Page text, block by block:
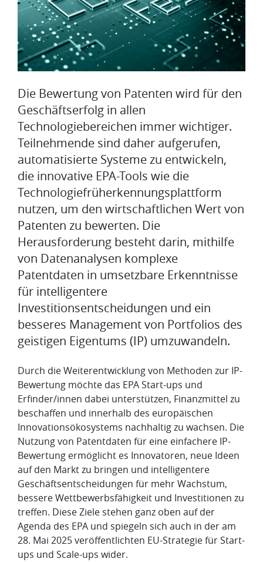
Die Bewertung von Patenten wird für den
Geschäftserfolg in allen
Technologiebereichen immer wichtiger.
Teilnehmende sind daher aufgerufen,
automatisierte Systeme zu entwickeln,
die innovative EPA-Tools wie die
Technologiefrüherkennungsplattform
nutzen, um den wirtschaftlichen Wert von
Patenten zu bewerten. Die
Herausforderung besteht darin, mithilfe
von Datenanalysen komplexe
Patentdaten in umsetzbare Erkenntnisse
für intelligentere
Investitionsentscheidungen und ein
besseres Management von Portfolios des
geistigen Eigentums (IP) umzuwandeln.
Durch die Weiterentwicklung von Methoden zur IP-
Bewertung möchte das EPA Start-ups und
Erfinder/innen dabei unterstützen, Finanzmittel zu
beschaffen und innerhalb des europäischen
Innovationsökosystems nachhaltig zu wachsen. Die
Nutzung von Patentdaten für eine einfachere IP-
Bewertung ermöglicht es Innovatoren, neue Ideen
auf den Markt zu bringen und intelligentere
Geschäftsentscheidungen für mehr Wachstum,
bessere Wettbewerbsfähigkeit und Investitionen zu
treffen. Diese Ziele stehen ganz oben auf der
Agenda des EPA und spiegeln sich auch in der am
28. Mai 2025 veröffentlichten EU-Strategie für Start-
ups und Scale-ups wider.